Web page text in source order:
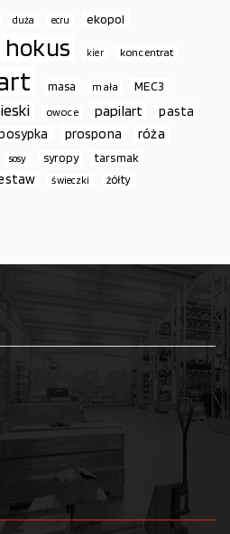
duża ecru ekopol
hokus kier koncentrat
masa mała MEC3
owoce papilart pasta
prospona róża
sosy syropy tarsmak
świeczki żółty